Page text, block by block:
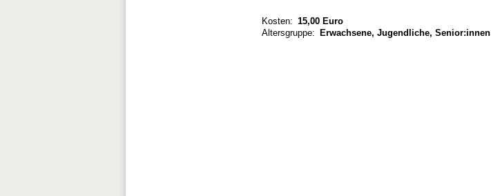
Kosten: 15,00 Euro
Altersgruppe: Erwachsene, Jugendliche, Senior:innen